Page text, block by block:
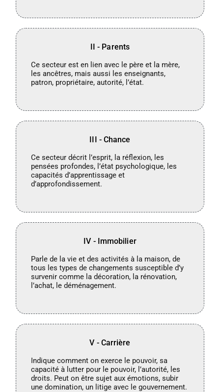
II - Parents
Ce secteur est en lien avec le père et la mère,
les ancêtres, mais aussi les enseignants,
patron, propriétaire, autorité, l’état.
III - Chance
Ce secteur décrit l’esprit, la réflexion, les
pensées profondes, l’état psychologique, les
capacités d’apprentissage et
d’approfondissement.
IV - Immobilier
Parle de la vie et des activités à la maison, de
tous les types de changements susceptible d’y
survenir comme la décoration, la rénovation,
l’achat, le déménagement.
V - Carrière
Indique comment on exerce le pouvoir, sa
capacité à lutter pour le pouvoir, l’autorité, les
droits. Peut on être sujet aux émotions, subir
une domination, un litige avec le gouvernement.